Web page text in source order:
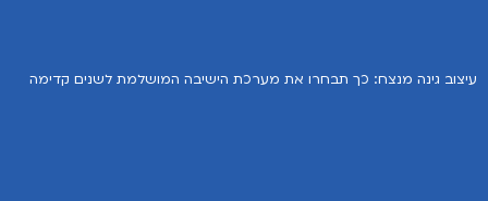
עיצוב גינה מנצח: כך תבחרו את מערכת הישיבה המושלמת לשנים קדימה